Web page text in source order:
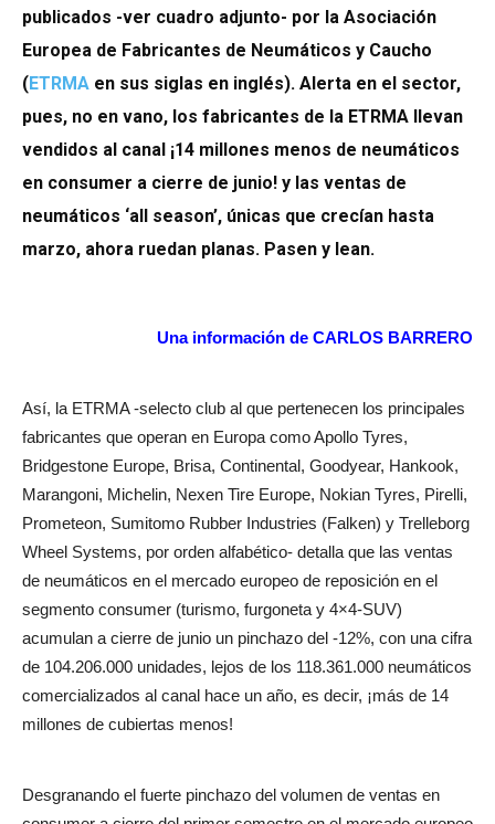
publicados -ver cuadro adjunto- por la Asociación
Europea de Fabricantes de Neumáticos y Caucho
(ETRMA en sus siglas en inglés). Alerta en el sector,
pues, no en vano, los fabricantes de la ETRMA llevan
vendidos al canal ¡14 millones menos de neumáticos
en consumer a cierre de junio! y las ventas de
neumáticos ‘all season’, únicas que crecían hasta
marzo, ahora ruedan planas. Pasen y lean.
Una información de CARLOS BARRERO
Así, la ETRMA -selecto club al que pertenecen los principales
fabricantes que operan en Europa como Apollo Tyres,
Bridgestone Europe, Brisa, Continental, Goodyear, Hankook,
Marangoni, Michelin, Nexen Tire Europe, Nokian Tyres, Pirelli,
Prometeon, Sumitomo Rubber Industries (Falken) y Trelleborg
Wheel Systems, por orden alfabético- detalla que las ventas
de neumáticos en el mercado europeo de reposición en el
segmento consumer (turismo, furgoneta y 4×4-SUV)
acumulan a cierre de junio un pinchazo del -12%, con una cifra
de 104.206.000 unidades, lejos de los 118.361.000 neumáticos
comercializados al canal hace un año, es decir, ¡más de 14
millones de cubiertas menos!
Desgranando el fuerte pinchazo del volumen de ventas en